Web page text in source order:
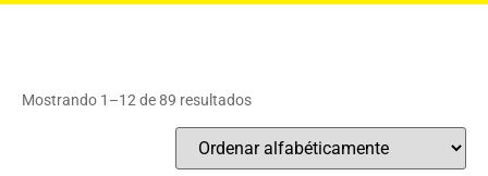
Mostrando 1–12 de 89 resultados